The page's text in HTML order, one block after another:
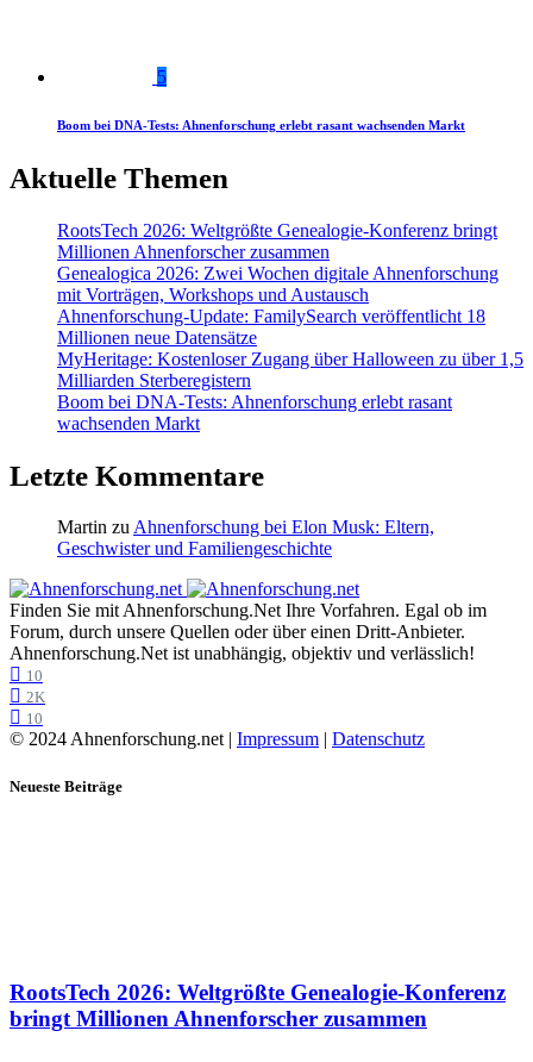
5
Boom bei DNA-Tests: Ahnenforschung erlebt rasant wachsenden Markt
Aktuelle Themen
RootsTech 2026: Weltgrößte Genealogie-Konferenz bringt
Millionen Ahnenforscher zusammen
Genealogica 2026: Zwei Wochen digitale Ahnenforschung
mit Vorträgen, Workshops und Austausch
Ahnenforschung-Update: FamilySearch veröffentlicht 18
Millionen neue Datensätze
MyHeritage: Kostenloser Zugang über Halloween zu über 1,5
Milliarden Sterberegistern
Boom bei DNA-Tests: Ahnenforschung erlebt rasant
wachsenden Markt
Letzte Kommentare
Martin zu Ahnenforschung bei Elon Musk: Eltern,
Geschwister und Familiengeschichte
Finden Sie mit Ahnenforschung.Net Ihre Vorfahren. Egal ob im
Forum, durch unsere Quellen oder über einen Dritt-Anbieter.
Ahnenforschung.Net ist unabhängig, objektiv und verlässlich!
10
2K
10
© 2024 Ahnenforschung.net | Impressum | Datenschutz
Neueste Beiträge
RootsTech 2026: Weltgrößte Genealogie-Konferenz
bringt Millionen Ahnenforscher zusammen